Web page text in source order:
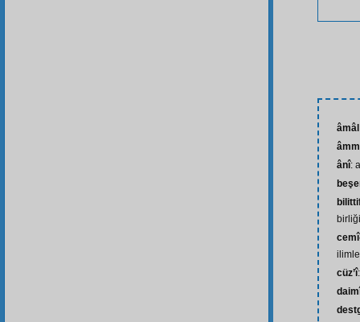
âmâl
âmm
ânî:
cüz’î